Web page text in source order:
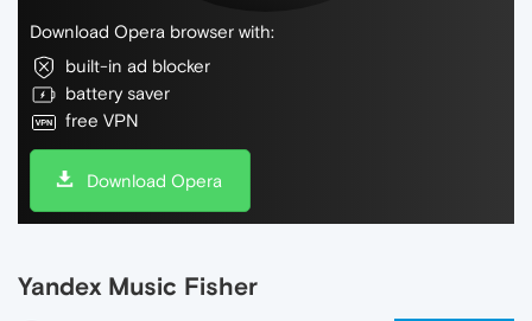
Download Opera browser with:
built-in ad blocker
battery saver
free VPN
Download Opera
Yandex Music Fisher